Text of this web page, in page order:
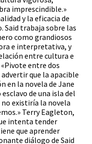
imprescindible.»
y la eficacia de
Said trabaja sobre las
como grandiosos
e interpretativa, y
entre cultura e
entre dos
advertir que la apacible
en la novela de Jane
de una isla del
existiría la novela
Terry Eagleton,
intenta tender
que aprender
diálogo de Said